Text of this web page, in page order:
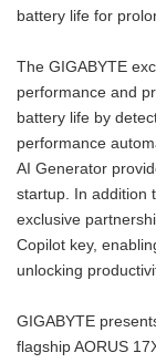
battery life for
The GIGABYTE
performance and
battery life by
performance
AI Generator
startup. In addition
exclusive
Copilot key,
unlocking
GIGABYTE
flagship AORUS